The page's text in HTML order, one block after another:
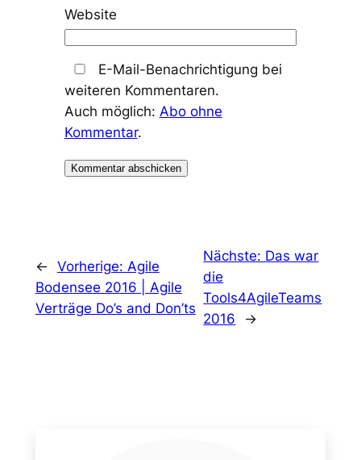
Website
E-Mail-Benachrichtigung bei
weiteren Kommentaren.
Auch möglich: Abo ohne
Kommentar.
← Vorherige: Agile
Bodensee 2016 | Agile
Verträge Do’s and Don’ts
Nächste: Das war
die
Tools4AgileTeams
2016
→